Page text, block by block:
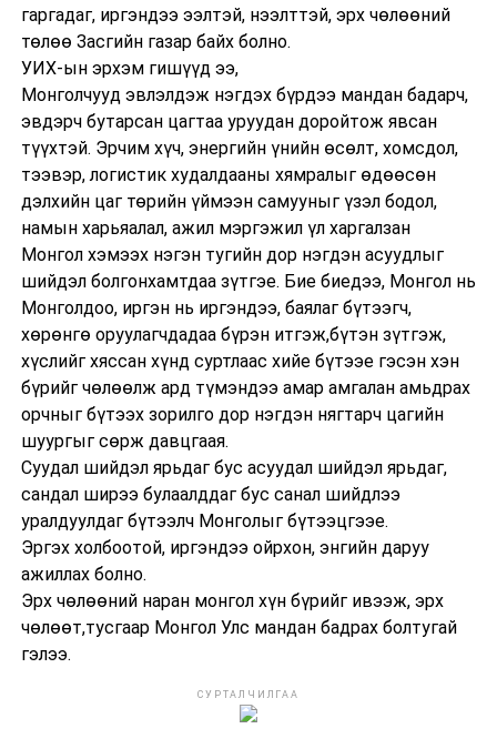
гаргадаг, иргэндээ ээлтэй, нээлттэй, эрх чөлөөний
төлөө Засгийн газар байх болно.
УИХ-ын эрхэм гишүүд ээ,
Монголчууд эвлэлдэж нэгдэх бүрдээ мандан бадарч,
эвдэрч бутарсан цагтаа уруудан доройтож явсан
түүхтэй. Эрчим хүч, энергийн үнийн өсөлт, хомсдол,
тээвэр, логистик худалдааны хямралыг өдөөсөн
дэлхийн цаг төрийн үймээн самууныг үзэл бодол,
намын харьяалал, ажил мэргэжил үл харгалзан
Монгол хэмээх нэгэн тугийн дор нэгдэн асуудлыг
шийдэл болгонхамтдаа зүтгэе. Бие биедээ, Монгол нь
Монголдоо, иргэн нь иргэндээ, баялаг бүтээгч,
хөрөнгө оруулагчдадаа бүрэн итгэж,бүтэн зүтгэж,
хүслийг хяссан хүнд суртлаас хийе бүтээе гэсэн хэн
бүрийг чөлөөлж ард түмэндээ амар амгалан амьдрах
орчныг бүтээх зорилго дор нэгдэн нягтарч цагийн
шуургыг сөрж давцгаая.
Суудал шийдэл ярьдаг бус асуудал шийдэл ярьдаг,
сандал ширээ булаалддаг бус санал шийдлээ
уралдуулдаг бүтээлч Монголыг бүтээцгээе.
Эргэх холбоотой, иргэндээ ойрхон, энгийн даруу
ажиллах болно.
Эрх чөлөөний наран монгол хүн бүрийг ивээж, эрх
чөлөөт,тусгаар Монгол Улс мандан бадрах болтугай
гэлээ.
СУРТАЛЧИЛГАА